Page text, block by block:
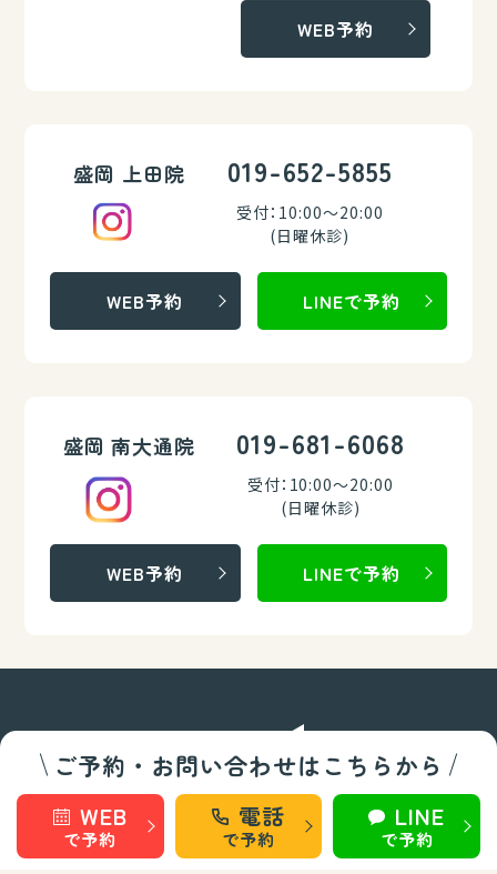
ご予約・お問い合わせはこちらから
WEB
で予約
電話
で予約
LINE
で予約
WEB予約
盛岡 上田院 019-652-5855
受付：10:00～20:00
(日曜休診)
WEB予約 LINEで予約
盛岡 南大通院 019-681-6068
受付：10:00～20:00
(日曜休診)
WEB予約 LINEで予約
整骨/整体部門